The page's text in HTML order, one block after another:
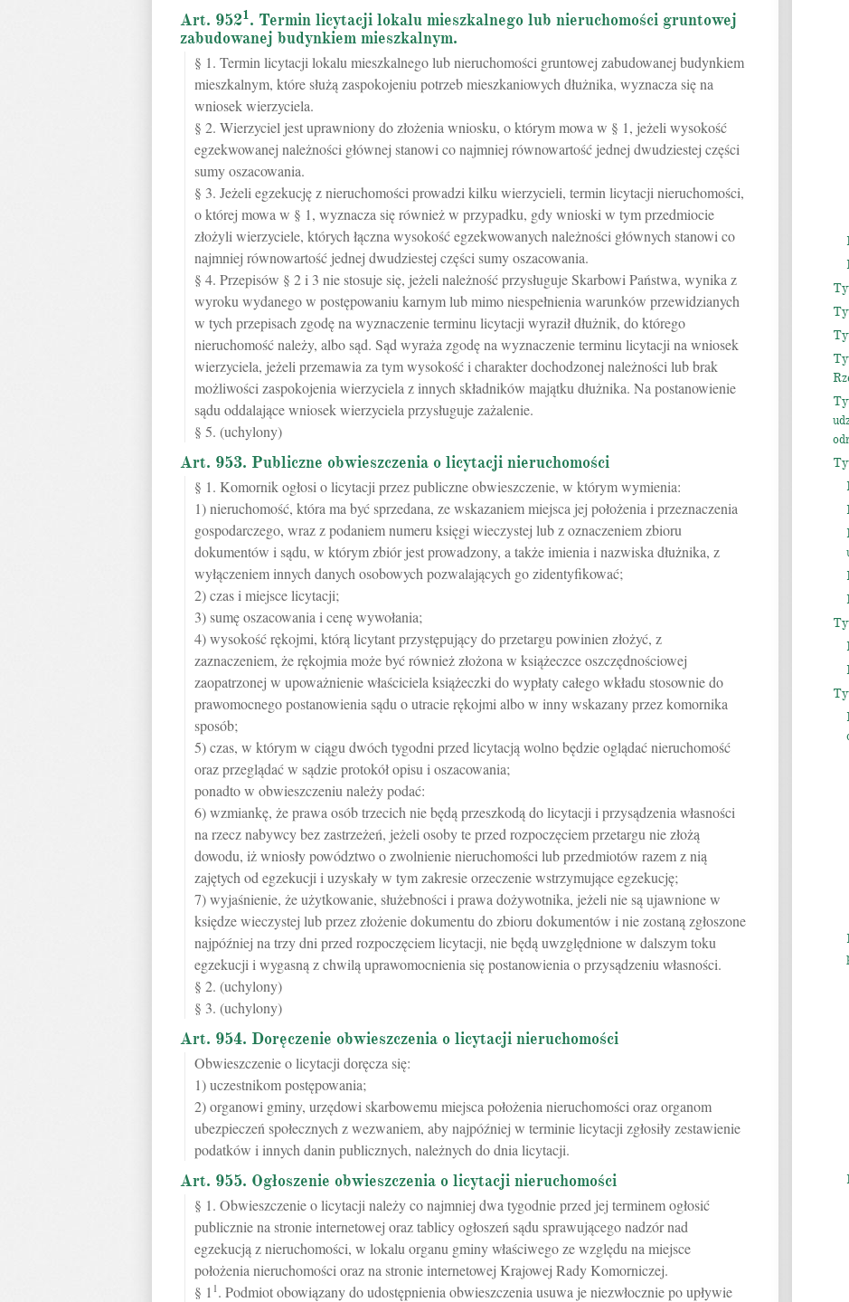
Art. 9521. Termin licytacji lokalu mieszkalnego lub nieruchomości gruntowej
zabudowanej budynkiem mieszkalnym.
§ 1. Termin licytacji lokalu mieszkalnego lub nieruchomości gruntowej zabudowanej budynkiem
mieszkalnym, które służą zaspokojeniu potrzeb mieszkaniowych dłużnika, wyznacza się na
wniosek wierzyciela.
§ 2. Wierzyciel jest uprawniony do złożenia wniosku, o którym mowa w § 1, jeżeli wysokość
egzekwowanej należności głównej stanowi co najmniej równowartość jednej dwudziestej części
sumy oszacowania.
§ 3. Jeżeli egzekucję z nieruchomości prowadzi kilku wierzycieli, termin licytacji nieruchomości,
o której mowa w § 1, wyznacza się również w przypadku, gdy wnioski w tym przedmiocie
złożyli wierzyciele, których łączna wysokość egzekwowanych należności głównych stanowi co
najmniej równowartość jednej dwudziestej części sumy oszacowania.
§ 4. Przepisów § 2 i 3 nie stosuje się, jeżeli należność przysługuje Skarbowi Państwa, wynika z
wyroku wydanego w postępowaniu karnym lub mimo niespełnienia warunków przewidzianych
w tych przepisach zgodę na wyznaczenie terminu licytacji wyraził dłużnik, do którego
nieruchomość należy, albo sąd. Sąd wyraża zgodę na wyznaczenie terminu licytacji na wniosek
wierzyciela, jeżeli przemawia za tym wysokość i charakter dochodzonej należności lub brak
możliwości zaspokojenia wierzyciela z innych składników majątku dłużnika. Na postanowienie
sądu oddalające wniosek wierzyciela przysługuje zażalenie.
§ 5. (uchylony)
Art. 953. Publiczne obwieszczenia o licytacji nieruchomości
§ 1. Komornik ogłosi o licytacji przez publiczne obwieszczenie, w którym wymienia:
1) nieruchomość, która ma być sprzedana, ze wskazaniem miejsca jej położenia i przeznaczenia
gospodarczego, wraz z podaniem numeru księgi wieczystej lub z oznaczeniem zbioru
dokumentów i sądu, w którym zbiór jest prowadzony, a także imienia i nazwiska dłużnika, z
wyłączeniem innych danych osobowych pozwalających go zidentyfikować;
2) czas i miejsce licytacji;
3) sumę oszacowania i cenę wywołania;
4) wysokość rękojmi, którą licytant przystępujący do przetargu powinien złożyć, z
zaznaczeniem, że rękojmia może być również złożona w książeczce oszczędnościowej
zaopatrzonej w upoważnienie właściciela książeczki do wypłaty całego wkładu stosownie do
prawomocnego postanowienia sądu o utracie rękojmi albo w inny wskazany przez komornika
sposób;
5) czas, w którym w ciągu dwóch tygodni przed licytacją wolno będzie oglądać nieruchomość
oraz przeglądać w sądzie protokół opisu i oszacowania;
ponadto w obwieszczeniu należy podać:
6) wzmiankę, że prawa osób trzecich nie będą przeszkodą do licytacji i przysądzenia własności
na rzecz nabywcy bez zastrzeżeń, jeżeli osoby te przed rozpoczęciem przetargu nie złożą
dowodu, iż wniosły powództwo o zwolnienie nieruchomości lub przedmiotów razem z nią
zajętych od egzekucji i uzyskały w tym zakresie orzeczenie wstrzymujące egzekucję;
7) wyjaśnienie, że użytkowanie, służebności i prawa dożywotnika, jeżeli nie są ujawnione w
księdze wieczystej lub przez złożenie dokumentu do zbioru dokumentów i nie zostaną zgłoszone
najpóźniej na trzy dni przed rozpoczęciem licytacji, nie będą uwzględnione w dalszym toku
egzekucji i wygasną z chwilą uprawomocnienia się postanowienia o przysądzeniu własności.
§ 2. (uchylony)
§ 3. (uchylony)
Art. 954. Doręczenie obwieszczenia o licytacji nieruchomości
Obwieszczenie o licytacji doręcza się:
1) uczestnikom postępowania;
2) organowi gminy, urzędowi skarbowemu miejsca położenia nieruchomości oraz organom
ubezpieczeń społecznych z wezwaniem, aby najpóźniej w terminie licytacji zgłosiły zestawienie
podatków i innych danin publicznych, należnych do dnia licytacji.
Art. 955. Ogłoszenie obwieszczenia o licytacji nieruchomości
§ 1. Obwieszczenie o licytacji należy co najmniej dwa tygodnie przed jej terminem ogłosić
publicznie na stronie internetowej oraz tablicy ogłoszeń sądu sprawującego nadzór nad
egzekucją z nieruchomości, w lokalu organu gminy właściwego ze względu na miejsce
położenia nieruchomości oraz na stronie internetowej Krajowej Rady Komorniczej.
§ 1 1. Podmiot obowiązany do udostępnienia obwieszczenia usuwa je niezwłocznie po upływie